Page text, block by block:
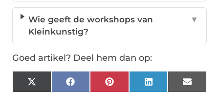
Wie geeft de workshops van
Kleinkunstig?
▼
Goed artikel? Deel hem dan op:
X
(Twitter)
FacebookPinterestLinkedInEmail